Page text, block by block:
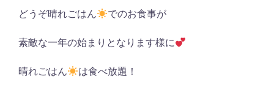
どうぞ晴れごはん でのお食事が
素敵な一年の始まりとなります様に
晴れごはん は食べ放題！